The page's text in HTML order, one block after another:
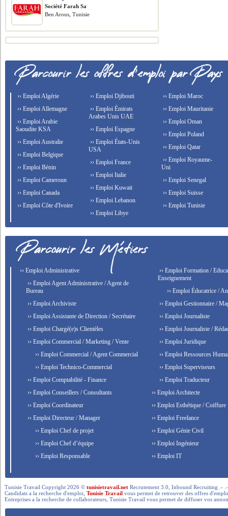
Société Farah Sa
Ben Arous, Tunisie
›› Emploi Algérie
›› Emploi Allemagne
›› Emploi Arabie
Saoudite KSA
›› Emploi Australie
›› Emploi Belgique
›› Emploi Bénin
›› Emploi Cameroun
›› Emploi Canada
›› Emploi Côte d'Ivoire
›› Emploi Djibouti
›› Emploi Émirats
Arabes Unis UAE
›› Emploi Espagne
›› Emploi États-Unis
USA
›› Emploi France
›› Emploi Italie
›› Emploi Kuwait
›› Emploi Lebanon
›› Emploi Libye
›› Emploi Maroc
›› Emploi Mauritanie
›› Emploi Oman
›› Emploi Poland
›› Emploi Qatar
›› Emploi Royaume-
Uni
›› Emploi Senegal
›› Emploi Suisse
›› Emploi Tunisie
›› Emploi Administrative
›› Emploi Agent Administrative / Agent de
Bureau
›› Emploi Archiviste
›› Emploi Assistante de Direction / Secrétaire
›› Emploi Chargé(e)s Clientèles
›› Emploi Commercial / Marketing / Vente
›› Emploi Commercial / Agent Commercial
›› Emploi Technico-Commercial
›› Emploi Comptabilité - Finance
›› Emploi Conseillers / Consultants
›› Emploi Coordinateur
›› Emploi Directeur / Manager
›› Emploi Chef de projet
›› Emploi Chef d’équipe
›› Emploi Responsable
›› Emploi Formation /
Enseignement
›› Emploi Éducatrice /
›› Emploi Gestionnaire /
›› Emploi Journaliste
›› Emploi Journaliste /
›› Emploi Juridique
›› Emploi Ressources
›› Emploi Superviseurs
›› Emploi Traducteur
›› Emploi Architecte
›› Emploi Esthétique / Coiffure
›› Emploi Freelance
›› Emploi Génie Civil
›› Emploi Ingénieur
›› Emploi IT
Tunisie Travail Copyright 2026 ©tunisietravail.net Recrutement 3.0, Inbound Recruiting .-
Candidats a la recherche d'emploi,Tunisie Travail vous permet de retrouver des offres
Entreprises a la recherche de collaborateurs, Tunisie Travail vous permet de diffuser vos